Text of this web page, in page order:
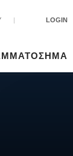
| LOGIN